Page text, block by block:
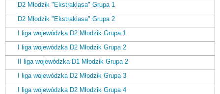
D2 Młodzik "Ekstraklasa" Grupa 1
D2 Młodzik "Ekstraklasa" Grupa 2
I liga wojewódzka D2 Młodzik Grupa 1
I liga wojewódzka D2 Młodzik Grupa 2
II liga wojewódzka D1 Młodzik Grupa 2
I liga wojewódzka D2 Młodzik Grupa 3
I liga wojewódzka D2 Młodzik Grupa 4